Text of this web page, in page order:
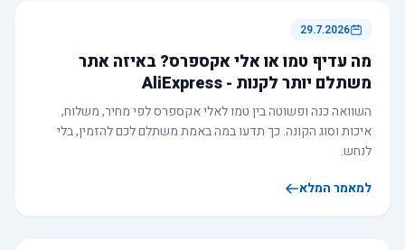
29.7.2026
מה עדיף טמו או אלי אקספרס? באיזה אתר
משתלם יותר לקנות - AliExpress
השוואה כנה ופשוטה בין טמו לאלי אקספרס לפי מחיר, משלוח,
איכות וסוג הקונה. כך תדעו במה באמת משתלם לכם להזמין, בלי
לנחש.
למאמר המלא